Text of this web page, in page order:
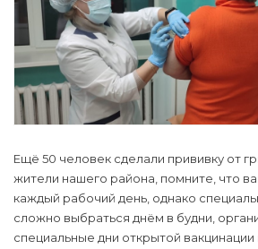
Ещё 50 человек сделали прививку от
жители нашего района, помните, что
каждый рабочий день, однако
сложно выбраться днём в будни,
специальные дни открытой